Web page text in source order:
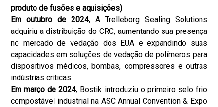
produto de fusões e aquisições)
Em outubro de 2024, A Trelleborg Sealing Solutions
adquiriu a distribuição do CRC, aumentando sua presença
no mercado de vedação dos EUA e expandindo suas
capacidades em soluções de vedação de polímeros para
dispositivos médicos, bombas, compressores e outras
indústrias críticas.
Em março de 2024, Bostik introduziu o primeiro selo frio
compostável industrial na ASC Annual Convention & Expo